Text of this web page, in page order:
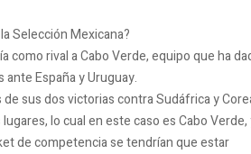
Selección Mexicana?
como rival a Cabo Verde, equipo que ha
España y Uruguay.
sus dos victorias contra Sudáfrica y
lo cual en este caso es Cabo Verde,
de competencia se tendrían que estar